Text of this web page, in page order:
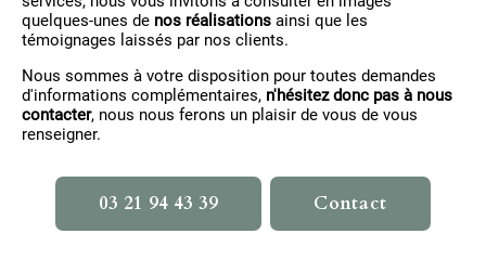
quelques-unes de nos réalisations ainsi que les
témoignages laissés par nos clients.
Nous sommes à votre disposition pour toutes demandes
d'informations complémentaires, n'hésitez donc pas à nous
contacter, nous nous ferons un plaisir de vous de vous
renseigner.
03 21 94 43 39 Contact